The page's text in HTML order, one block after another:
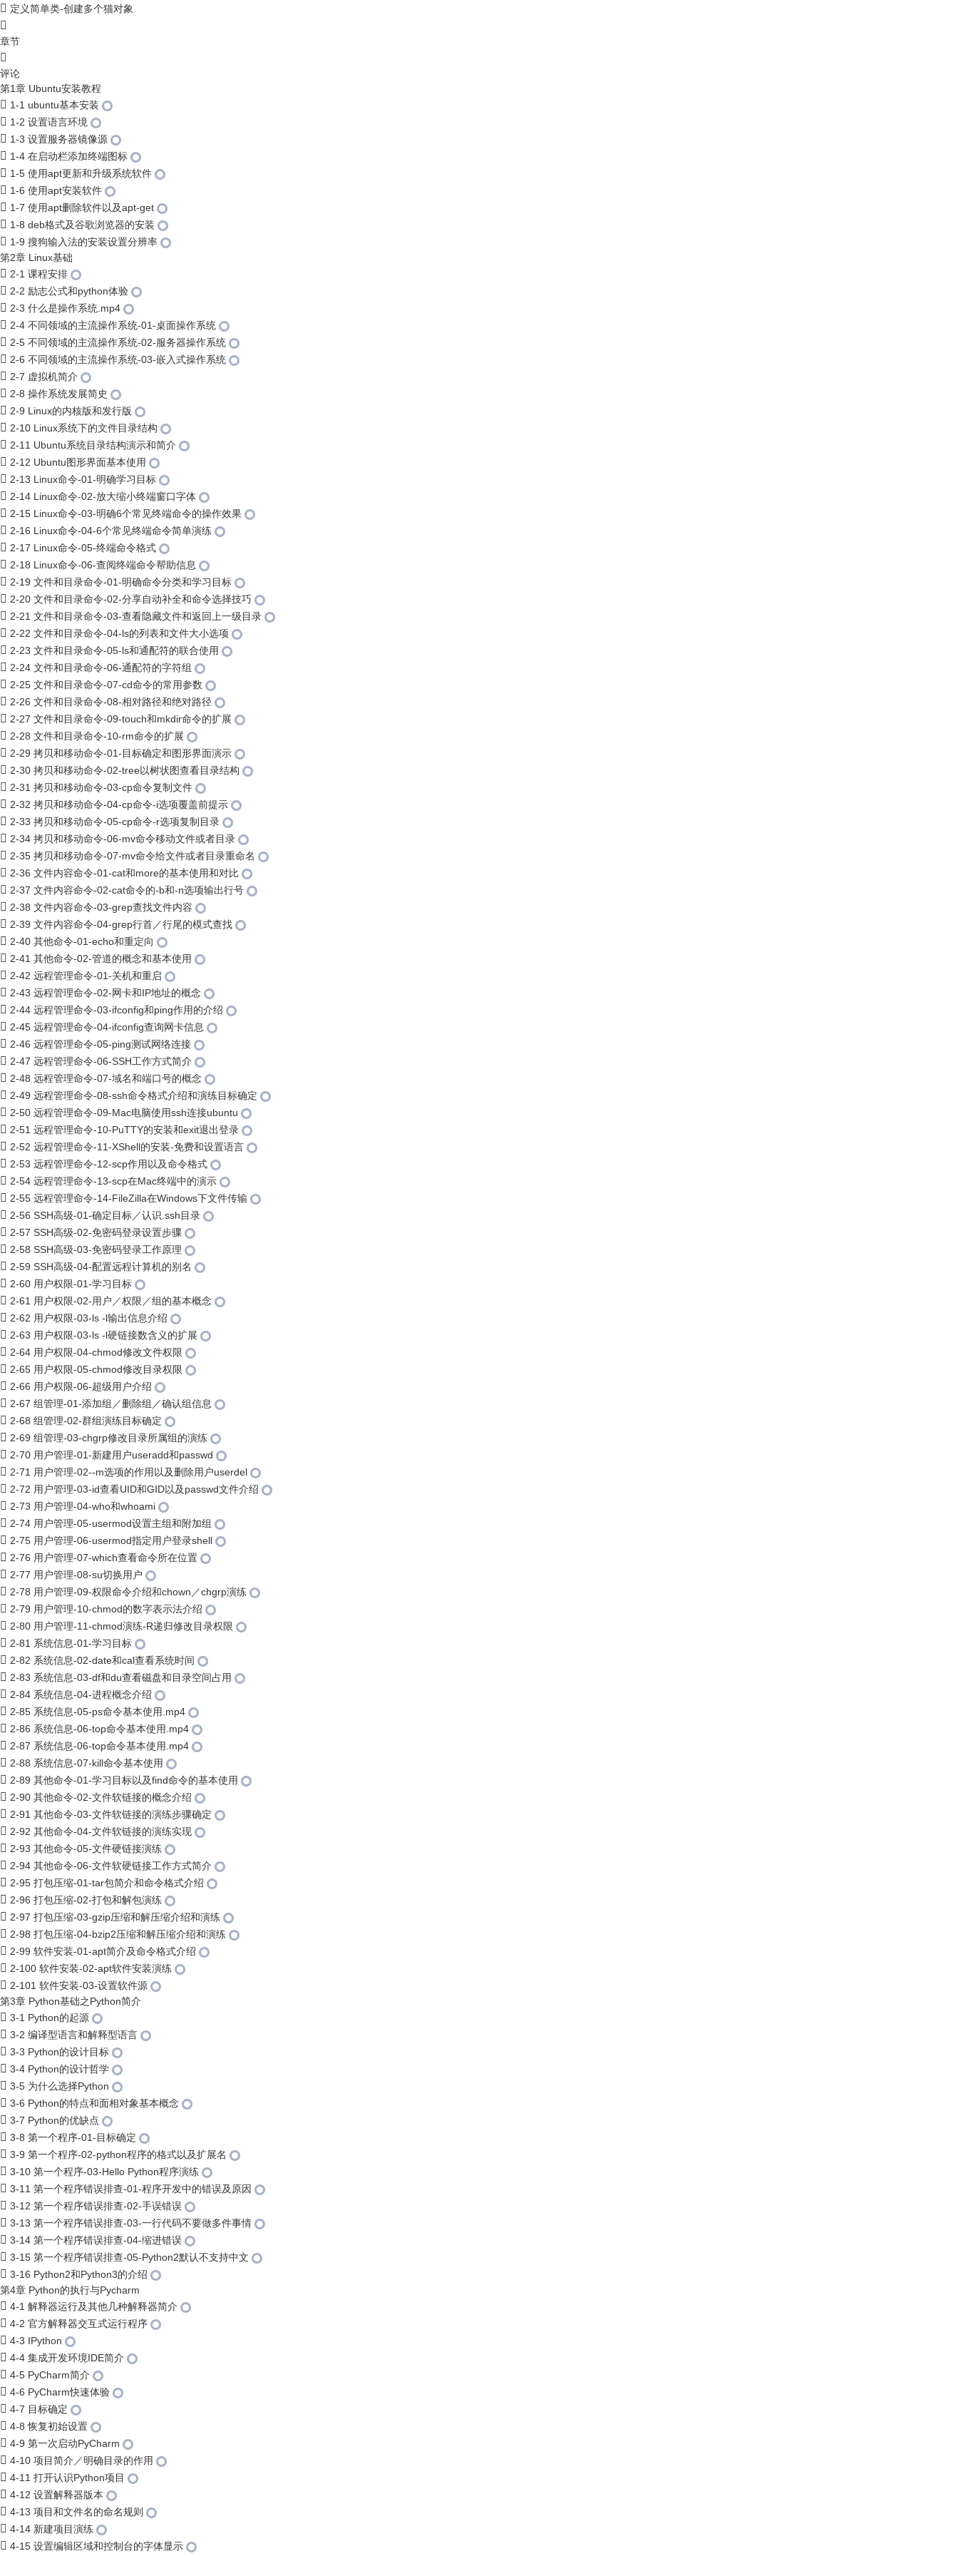
定义简单类-创建多个猫对象
章节
评论
第1章 Ubuntu安装教程
1-1 ubuntu基本安装
1-2 设置语言环境
1-3 设置服务器镜像源
1-4 在启动栏添加终端图标
1-5 使用apt更新和升级系统软件
1-6 使用apt安装软件
1-7 使用apt删除软件以及apt-get
1-8 deb格式及谷歌浏览器的安装
1-9 搜狗输入法的安装设置分辨率
第2章 Linux基础
2-1 课程安排
2-2 励志公式和python体验
2-3 什么是操作系统.mp4
2-4 不同领域的主流操作系统-01-桌面操作系统
2-5 不同领域的主流操作系统-02-服务器操作系统
2-6 不同领域的主流操作系统-03-嵌入式操作系统
2-7 虚拟机简介
2-8 操作系统发展简史
2-9 Linux的内核版和发行版
2-10 Linux系统下的文件目录结构
2-11 Ubuntu系统目录结构演示和简介
2-12 Ubuntu图形界面基本使用
2-13 Linux命令-01-明确学习目标
2-14 Linux命令-02-放大缩小终端窗口字体
2-15 Linux命令-03-明确6个常见终端命令的操作效果
2-16 Linux命令-04-6个常见终端命令简单演练
2-17 Linux命令-05-终端命令格式
2-18 Linux命令-06-查阅终端命令帮助信息
2-19 文件和目录命令-01-明确命令分类和学习目标
2-20 文件和目录命令-02-分享自动补全和命令选择技巧
2-21 文件和目录命令-03-查看隐藏文件和返回上一级目录
2-22 文件和目录命令-04-ls的列表和文件大小选项
2-23 文件和目录命令-05-ls和通配符的联合使用
2-24 文件和目录命令-06-通配符的字符组
2-25 文件和目录命令-07-cd命令的常用参数
2-26 文件和目录命令-08-相对路径和绝对路径
2-27 文件和目录命令-09-touch和mkdir命令的扩展
2-28 文件和目录命令-10-rm命令的扩展
2-29 拷贝和移动命令-01-目标确定和图形界面演示
2-30 拷贝和移动命令-02-tree以树状图查看目录结构
2-31 拷贝和移动命令-03-cp命令复制文件
2-32 拷贝和移动命令-04-cp命令-i选项覆盖前提示
2-33 拷贝和移动命令-05-cp命令-r选项复制目录
2-34 拷贝和移动命令-06-mv命令移动文件或者目录
2-35 拷贝和移动命令-07-mv命令给文件或者目录重命名
2-36 文件内容命令-01-cat和more的基本使用和对比
2-37 文件内容命令-02-cat命令的-b和-n选项输出行号
2-38 文件内容命令-03-grep查找文件内容
2-39 文件内容命令-04-grep行首／行尾的模式查找
2-40 其他命令-01-echo和重定向
2-41 其他命令-02-管道的概念和基本使用
2-42 远程管理命令-01-关机和重启
2-43 远程管理命令-02-网卡和IP地址的概念
2-44 远程管理命令-03-ifconfig和ping作用的介绍
2-45 远程管理命令-04-ifconfig查询网卡信息
2-46 远程管理命令-05-ping测试网络连接
2-47 远程管理命令-06-SSH工作方式简介
2-48 远程管理命令-07-域名和端口号的概念
2-49 远程管理命令-08-ssh命令格式介绍和演练目标确定
2-50 远程管理命令-09-Mac电脑使用ssh连接ubuntu
2-51 远程管理命令-10-PuTTY的安装和exit退出登录
2-52 远程管理命令-11-XShell的安装-免费和设置语言
2-53 远程管理命令-12-scp作用以及命令格式
2-54 远程管理命令-13-scp在Mac终端中的演示
2-55 远程管理命令-14-FileZilla在Windows下文件传输
2-56 SSH高级-01-确定目标／认识.ssh目录
2-57 SSH高级-02-免密码登录设置步骤
2-58 SSH高级-03-免密码登录工作原理
2-59 SSH高级-04-配置远程计算机的别名
2-60 用户权限-01-学习目标
2-61 用户权限-02-用户／权限／组的基本概念
2-62 用户权限-03-ls -l输出信息介绍
2-63 用户权限-03-ls -l硬链接数含义的扩展
2-64 用户权限-04-chmod修改文件权限
2-65 用户权限-05-chmod修改目录权限
2-66 用户权限-06-超级用户介绍
2-67 组管理-01-添加组／删除组／确认组信息
2-68 组管理-02-群组演练目标确定
2-69 组管理-03-chgrp修改目录所属组的演练
2-70 用户管理-01-新建用户useradd和passwd
2-71 用户管理-02--m选项的作用以及删除用户userdel
2-72 用户管理-03-id查看UID和GID以及passwd文件介绍
2-73 用户管理-04-who和whoami
2-74 用户管理-05-usermod设置主组和附加组
2-75 用户管理-06-usermod指定用户登录shell
2-76 用户管理-07-which查看命令所在位置
2-77 用户管理-08-su切换用户
2-78 用户管理-09-权限命令介绍和chown／chgrp演练
2-79 用户管理-10-chmod的数字表示法介绍
2-80 用户管理-11-chmod演练-R递归修改目录权限
2-81 系统信息-01-学习目标
2-82 系统信息-02-date和cal查看系统时间
2-83 系统信息-03-df和du查看磁盘和目录空间占用
2-84 系统信息-04-进程概念介绍
2-85 系统信息-05-ps命令基本使用.mp4
2-86 系统信息-06-top命令基本使用.mp4
2-87 系统信息-06-top命令基本使用.mp4
2-88 系统信息-07-kill命令基本使用
2-89 其他命令-01-学习目标以及find命令的基本使用
2-90 其他命令-02-文件软链接的概念介绍
2-91 其他命令-03-文件软链接的演练步骤确定
2-92 其他命令-04-文件软链接的演练实现
2-93 其他命令-05-文件硬链接演练
2-94 其他命令-06-文件软硬链接工作方式简介
2-95 打包压缩-01-tar包简介和命令格式介绍
2-96 打包压缩-02-打包和解包演练
2-97 打包压缩-03-gzip压缩和解压缩介绍和演练
2-98 打包压缩-04-bzip2压缩和解压缩介绍和演练
2-99 软件安装-01-apt简介及命令格式介绍
2-100 软件安装-02-apt软件安装演练
2-101 软件安装-03-设置软件源
第3章 Python基础之Python简介
3-1 Python的起源
3-2 编译型语言和解释型语言
3-3 Python的设计目标
3-4 Python的设计哲学
3-5 为什么选择Python
3-6 Python的特点和面相对象基本概念
3-7 Python的优缺点
3-8 第一个程序-01-目标确定
3-9 第一个程序-02-python程序的格式以及扩展名
3-10 第一个程序-03-Hello Python程序演练
3-11 第一个程序错误排查-01-程序开发中的错误及原因
3-12 第一个程序错误排查-02-手误错误
3-13 第一个程序错误排查-03-一行代码不要做多件事情
3-14 第一个程序错误排查-04-缩进错误
3-15 第一个程序错误排查-05-Python2默认不支持中文
3-16 Python2和Python3的介绍
第4章 Python的执行与Pycharm
4-1 解释器运行及其他几种解释器简介
4-2 官方解释器交互式运行程序
4-3 IPython
4-4 集成开发环境IDE简介
4-5 PyCharm简介
4-6 PyCharm快速体验
4-7 目标确定
4-8 恢复初始设置
4-9 第一次启动PyCharm
4-10 项目简介／明确目录的作用
4-11 打开认识Python项目
4-12 设置解释器版本
4-13 项目和文件名的命名规则
4-14 新建项目演练
4-15 设置编辑区域和控制台的字体显示